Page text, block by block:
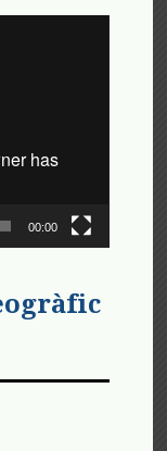
00:00